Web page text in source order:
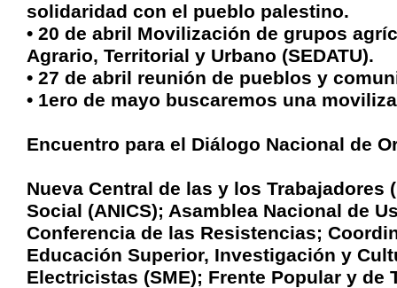
solidaridad con el pueblo palestino.
• 20 de abril Movilización de grupos
Agrario, Territorial y Urbano (SEDATU).
• 27 de abril reunión de pueblos y
• 1ero de mayo buscaremos una
Encuentro para el Diálogo Nacional de
Nueva Central de las y los Trabajadores
Social (ANICS); Asamblea Nacional de
Conferencia de las Resistencias;
Educación Superior, Investigación y
Electricistas (SME); Frente Popular y